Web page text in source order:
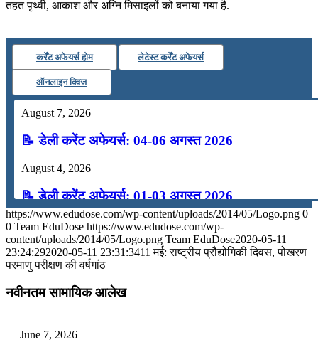
तहत पृथ्वी, आकाश और अग्नि मिसाइलों को बनाया गया है.
कर्रेंट अफेयर्स होम लेटेस्ट कर्रेंट अफेयर्स
ऑनलाइन क्विज
August 7, 2026
📝 डेली करेंट अफेयर्स: 04-06 अगस्त 2026
August 4, 2026
📝 डेली करेंट अफेयर्स: 01-03 अगस्त 2026
July 31, 2026
📝 डेली करेंट अफेयर्स: 28-31 जुलाई 2026
July 25, 2026
https://www.edudose.com/wp-content/uploads/2014/05/Logo.png 0
0 Team EduDose https://www.edudose.com/wp-
content/uploads/2014/05/Logo.png Team EduDose2020-05-11
23:24:292020-05-11 23:31:3411 मई: राष्ट्रीय प्रौद्योगिकी दिवस, पोखरण
परमाणु परीक्षण की वर्षगांठ
नवीनतम सामायिक आलेख
June 7, 2026